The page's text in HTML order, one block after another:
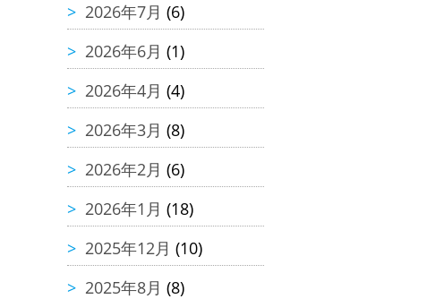
2026年7月 (6)
2026年6月 (1)
2026年4月 (4)
2026年3月 (8)
2026年2月 (6)
2026年1月 (18)
2025年12月 (10)
2025年8月 (8)